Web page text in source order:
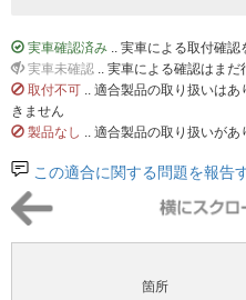
実車確認済み .. 実車による取付確
実車未確認 .. 実車による確認はまだ
取付不可 .. 適合製品の取り扱いは
きません
製品なし .. 適合製品の取り扱いがあ
この適合に関する問題を報告
箇所